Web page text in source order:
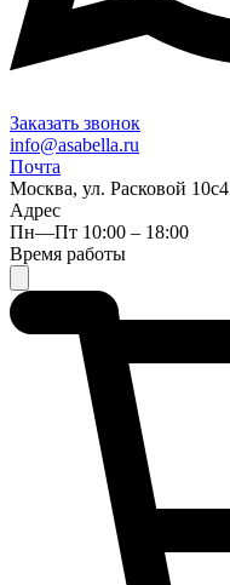
Заказать звонок
info@asabella.ru
Почта
Москва, ул. Расковой 10с4
Адрес
Пн—Пт 10:00 – 18:00
Время работы